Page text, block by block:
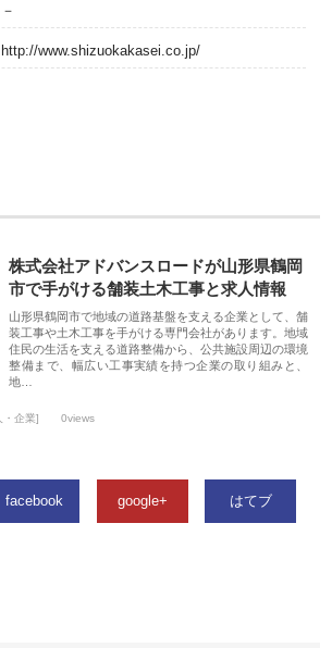
－
http://www.shizuokakasei.co.jp/
株式会社アドバンスロードが山形県鶴岡
市で手がける舗装土木工事と求人情報
山形県鶴岡市で地域の道路基盤を支える企業として、舗
装工事や土木工事を手がける専門会社があります。地域
住民の生活を支える道路整備から、公共施設周辺の環境
整備まで、幅広い工事実績を持つ企業の取り組みと、
地…
・企業] 0views
facebook google+ はてブ